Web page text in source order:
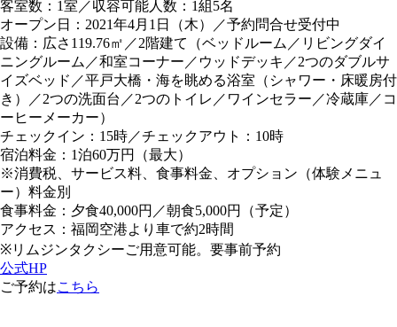
客室数 ：1室／収容可能人数 ：1組5名
オープン日
：2021年4月1日（木）／予約問合せ受付中
設備 ：広さ119.76㎡／2階建て（ベッドルーム／リビングダイ
ニングルーム／和室コーナー／ウッドデッキ／2つのダブルサ
イズベッド／平戸大橋・海を眺める浴室（シャワー・床暖房付
き）／2つの洗面台／2つのトイレ／ワインセラー／冷蔵庫／コ
ーヒーメーカー）
チェックイン ：15時／チェックアウト
：10時
宿泊料金 ：1泊60万円（最大）
※消費税、サービス料、食事料金、オプション（体験メニュ
ー）料金別
食事料金 ：夕食40,000円／朝食5,000円（予定）
アクセス ：福岡空港より車で約2時間
※リムジンタクシーご用意可能。要事前予約
公式HP
ご予約はこちら